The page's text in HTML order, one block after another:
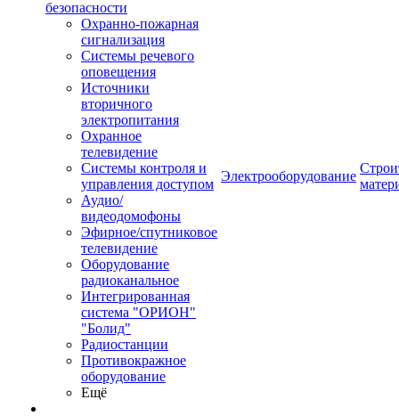
безопасности
Охранно-пожарная
сигнализация
Системы речевого
оповещения
Источники
вторичного
электропитания
Охранное
телевидение
Системы контроля и
управления доступом
Аудио/
видеодомофоны
Эфирное/спутниковое
телевидение
Оборудование
радиоканальное
Интегрированная
система "ОРИОН"
"Болид"
Радиостанции
Противокражное
оборудование
Ещё
Электрооборудование